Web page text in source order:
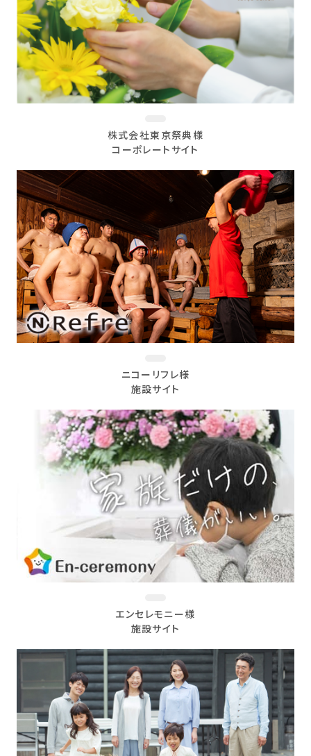
株式会社東京祭典様
コーポレートサイト
ニコーリフレ様
施設サイト
エンセレモニー様
施設サイト